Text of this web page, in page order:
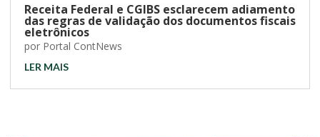
Receita Federal e CGIBS esclarecem adiamento
das regras de validação dos documentos fiscais
eletrônicos
por Portal ContNews
LER MAIS